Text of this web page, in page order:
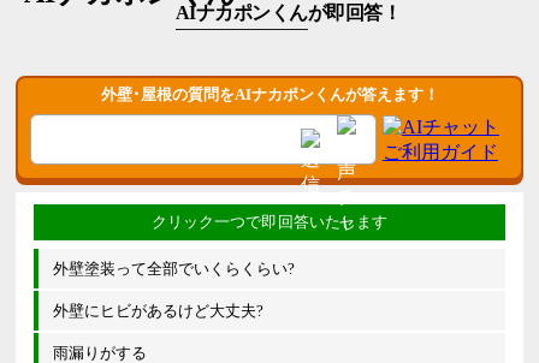
AIナカポンくんが即回答！
外壁･屋根の質問をAIナカポンくんが答えます！
外壁塗装って全部でいくらくらい?
外壁にヒビがあるけど大丈夫?
雨漏りがする